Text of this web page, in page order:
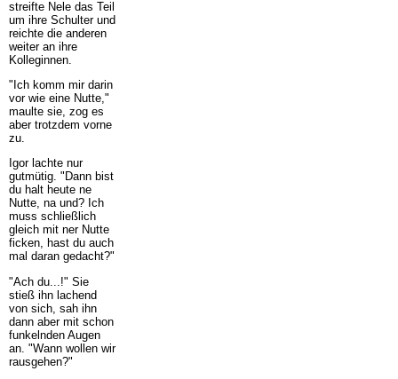
streifte Nele das Teil
um ihre Schulter und
reichte die anderen
weiter an ihre
Kolleginnen.
"Ich komm mir darin
vor wie eine Nutte,"
maulte sie, zog es
aber trotzdem vorne
zu.
Igor lachte nur
gutmütig. "Dann bist
du halt heute ne
Nutte, na und? Ich
muss schließlich
gleich mit ner Nutte
ficken, hast du auch
mal daran gedacht?"
"Ach du...!" Sie
stieß ihn lachend
von sich, sah ihn
dann aber mit schon
funkelnden Augen
an. "Wann wollen wir
rausgehen?"